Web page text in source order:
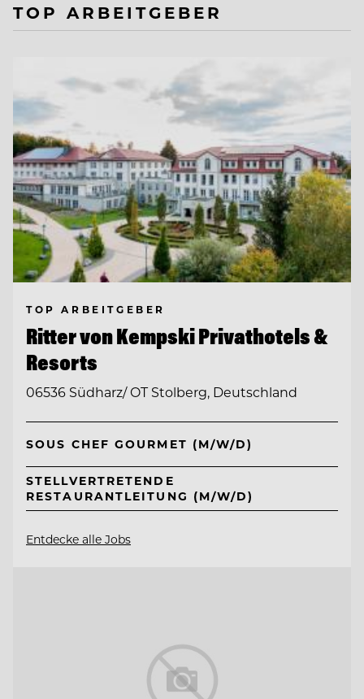
TOP ARBEITGEBER
TOP ARBEITGEBER
Ritter von Kempski Privathotels &
Resorts
06536 Südharz/ OT Stolberg, Deutschland
SOUS CHEF GOURMET (M/W/D)
STELLVERTRETENDE
RESTAURANTLEITUNG (M/W/D)
Entdecke alle Jobs